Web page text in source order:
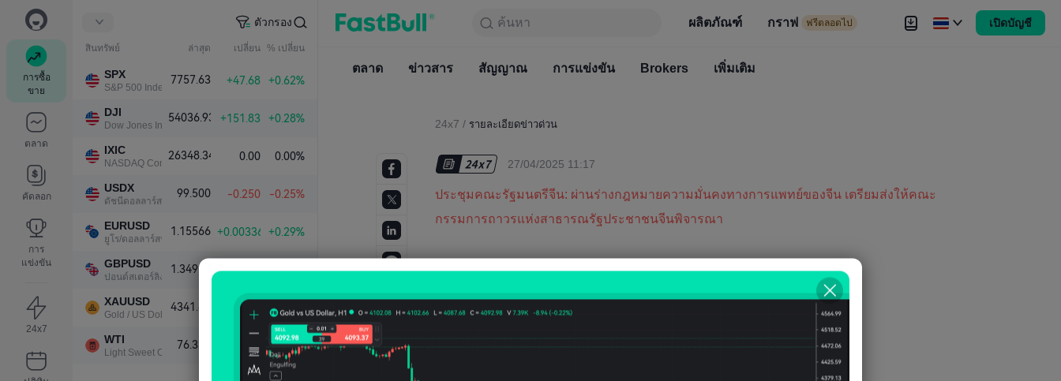
การซื้อ
ขาย
ตลาด
คัดลอก
การ
แข่งขัน
24x7
ตัวกรอง
สินทรัพย์ ล่าสุด เปลี่ยน % เปลี่ยน
SPX
S&P 500 Index
7757.63 +47.68 +0.62%
DJI
Dow Jones Industrial Average
54036.93 +151.83 +0.28%
IXIC
NASDAQ Composite Index
26348.34 0.00 0.00%
USDX
ดัชนีดอลลาร์สหรัฐ
99.500 -0.250 -0.25%
EURUSD
ยูโร/ดอลลาร์สหรัฐ
1.15566 +0.00336 +0.29%
GBPUSD
ปอนด์สเตอร์ลิง/ดอลลาร์สหรัฐ
1.34910 +0.00383 +0.28%
XAUUSD
Gold / US Dollar
4341.81 +101.79 +2.40%
WTI
Light Sweet Crude Oil
76.339 -1.000 -1.29%
ค้นหา ผลิตภัณฑ์ กราฟ ฟรีตลอดไป
ตลาด ข่าวสาร สัญญาณ การแข่งขัน
เปิดบัญชี
ค้นหา
ฟรีตลอดไป
ตลาด ข่าวสาร สัญญาณ การแข่งขัน Brokers เพิ่มเติม
24x7 / รายละเอียดข่าวด่วน
27/04/2025 11:17
ประชุมคณะรัฐมนตรีจีน: ผ่านร่างกฎหมายความมั่นคงทางการแพทย์ของจีน เตรียมส่งให้คณะ
กรรมการถาวรแห่งสาธารณรัฐประชาชนจีนพิจารณา